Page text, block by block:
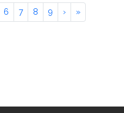
6 7 8 9 › »